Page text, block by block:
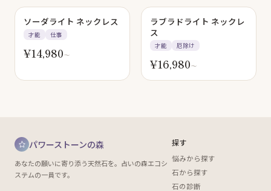
ソーダライト ネックレス
才能 仕事
¥14,980〜
ラブラドライト ネックレ
ス
才能 厄除け
¥16,980〜
パワーストーンの森
あなたの願いに寄り添う天然石を。占いの森エコシ
ステムの一員です。
探す
悩みから探す
石から探す
石の診断